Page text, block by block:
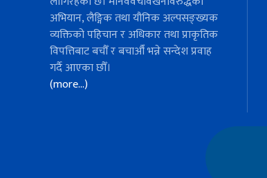
अभियान, लैङ्गिक तथा यौनिक अल्पसङ्ख्यक
व्यक्तिको पहिचान र अधिकार तथा प्राकृतिक
विपत्तिबाट बचौँ र बचाऔँ भन्ने सन्देश प्रवाह
गर्दै आएका छौँ।
(more…)